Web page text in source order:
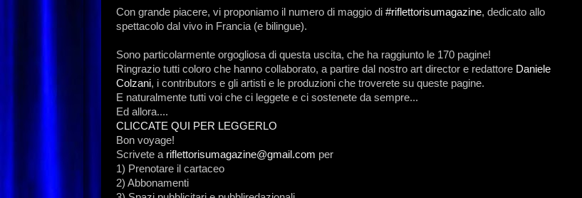
Con grande piacere, vi proponiamo il numero di maggio di #riflettorisumagazine, dedicato allo
spettacolo dal vivo in Francia (e bilingue).
Sono particolarmente orgogliosa di questa uscita, che ha raggiunto le 170 pagine!
Ringrazio tutti coloro che hanno collaborato, a partire dal nostro art director e redattore Daniele
Colzani, i contributors e gli artisti e le produzioni che troverete su queste pagine.
E naturalmente tutti voi che ci leggete e ci sostenete da sempre...
Ed allora....
CLICCATE QUI PER LEGGERLO
Bon voyage!
Scrivete a riflettorisumagazine@gmail.com per
1) Prenotare il cartaceo
2) Abbonamenti